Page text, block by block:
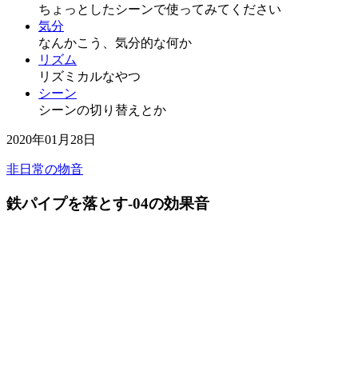
ちょっとしたシーンで使ってみてください
気分
なんかこう、気分的な何か
リズム
リズミカルなやつ
シーン
シーンの切り替えとか
2020年01月28日
非日常の物音
鉄パイプを落とす-04の効果音